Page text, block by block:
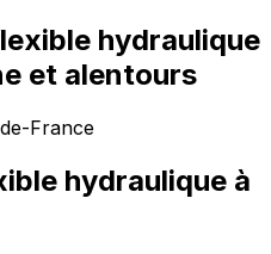
hydraulique
et alentours
France
hydraulique à